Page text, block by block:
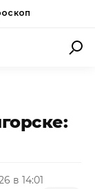
в 14:01